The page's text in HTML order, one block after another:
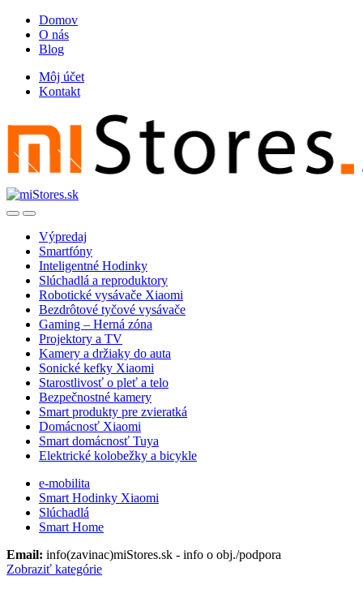
Skip
navigation
Skip
content
Domov
O nás
Blog
Môj účet
Kontakt
OpenClose
Výpredaj
Smartfóny
Inteligentné Hodinky
Slúchadlá a reproduktory
Robotické vysávače Xiaomi
Bezdrôtové tyčové vysávače
Gaming – Herná zóna
Projektory a TV
Kamery a držiaky do auta
Sonické kefky Xiaomi
Starostlivosť o pleť a telo
Bezpečnostné kamery
Smart produkty pre zvieratká
Domácnosť Xiaomi
Smart domácnosť Tuya
Elektrické kolobežky a bicykle
e-mobilita
Smart Hodinky Xiaomi
Slúchadlá
Smart Home
Email: info(zavinac)miStores.sk - info o obj./podpora
Zobraziť kategórie